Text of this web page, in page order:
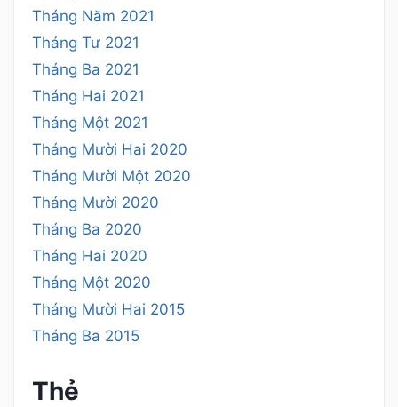
Tháng Năm 2021
Tháng Tư 2021
Tháng Ba 2021
Tháng Hai 2021
Tháng Một 2021
Tháng Mười Hai 2020
Tháng Mười Một 2020
Tháng Mười 2020
Tháng Ba 2020
Tháng Hai 2020
Tháng Một 2020
Tháng Mười Hai 2015
Tháng Ba 2015
Thẻ